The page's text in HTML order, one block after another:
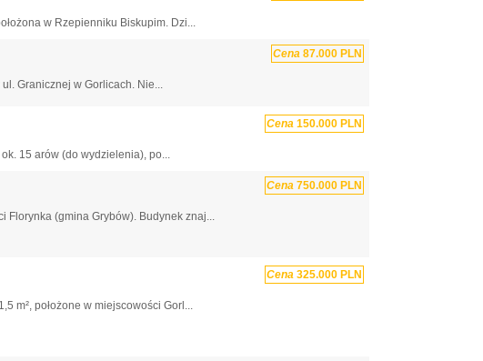
w Rzepienniku Biskupim. Dzi...
Cena 87.000 PLN
Granicznej w Gorlicach. Nie...
Cena 150.000 PLN
15 arów (do wydzielenia), po...
Cena 750.000 PLN
Florynka (gmina Grybów). Budynek znaj...
Cena 325.000 PLN
m², położone w miejscowości Gorl...